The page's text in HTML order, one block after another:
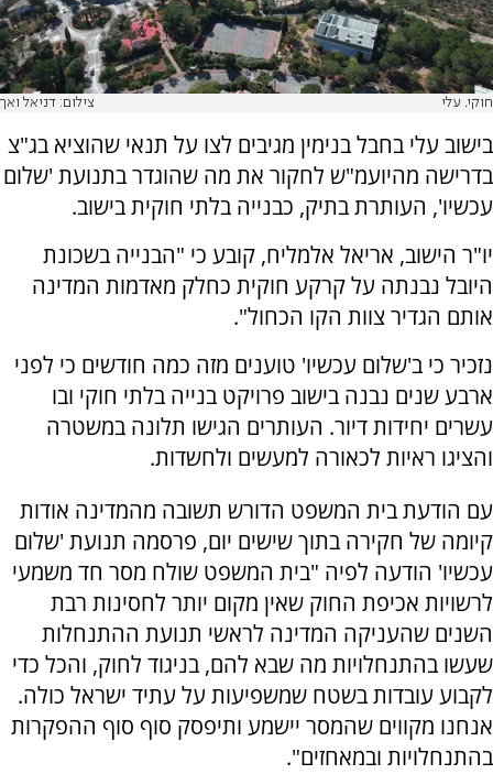
חוקי. עלי צילום: דניאל ואך
בישוב עלי בחבל בנימין מגיבים לצו על תנאי שהוציא בג"צ
בדרישה מהיועמ"ש לחקור את מה שהוגדר בתנועת 'שלום
עכשיו', העותרת בתיק, כבנייה בלתי חוקית בישוב.
יו"ר הישוב, אריאל אלמליח, קובע כי "הבנייה בשכונת
היובל נבנתה על קרקע חוקית כחלק מאדמות המדינה
אותם הגדיר צוות הקו הכחול".
נזכיר כי ב'שלום עכשיו' טוענים מזה כמה חודשים כי לפני
ארבע שנים נבנה בישוב פרויקט בנייה בלתי חוקי ובו
עשרים יחידות דיור. העותרים הגישו תלונה במשטרה
והציגו ראיות לכאורה למעשים ולחשדות.
עם הודעת בית המשפט הדורש תשובה מהמדינה אודות
קיומה של חקירה בתוך שישים יום, פרסמה תנועת 'שלום
עכשיו' הודעה לפיה "בית המשפט שולח מסר חד משמעי
לרשויות אכיפת החוק שאין מקום יותר לחסינות רבת
השנים שהעניקה המדינה לראשי תנועת ההתנחלות
שעשו בהתנחלויות מה שבא להם, בניגוד לחוק, והכל כדי
לקבוע עובדות בשטח שמשפיעות על עתיד ישראל כולה.
אנחנו מקווים שהמסר יישמע ותיפסק סוף סוף ההפקרות
בהתנחלויות ובמאחזים".